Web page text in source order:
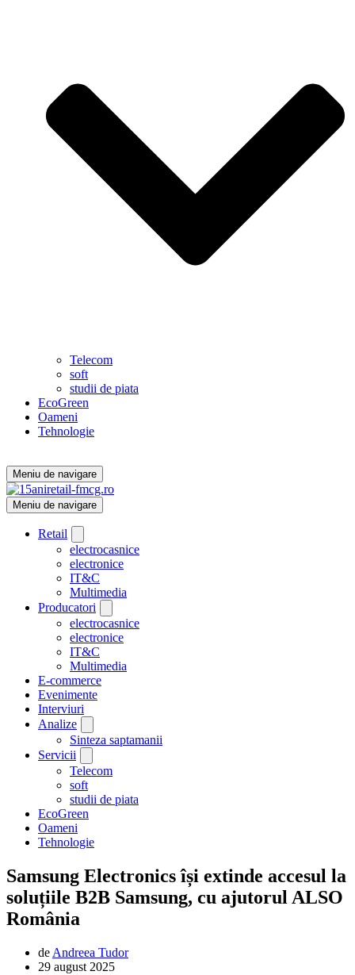
Telecom
soft
studii de piata
EcoGreen
Oameni
Tehnologie
Meniu de navigare
Meniu de navigare
Retail
electrocasnice
electronice
IT&C
Multimedia
Producatori
electrocasnice
electronice
IT&C
Multimedia
E-commerce
Evenimente
Interviuri
Analize
Sinteza saptamanii
Servicii
Telecom
soft
studii de piata
EcoGreen
Oameni
Tehnologie
Samsung Electronics își extinde accesul la
soluțiile B2B Samsung, cu ajutorul ALSO
România
de Andreea Tudor
29 august 2025